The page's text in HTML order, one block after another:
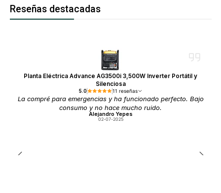
Reseñas destacadas
Planta Eléctrica Advance AG3500i 3,500W Inverter Portátil y
Silenciosa
5.0 11 reseñas
La compré para emergencias y ha funcionado perfecto. Bajo
consumo y no hace mucho ruido.
Alejandro Yepes
02-07-2025